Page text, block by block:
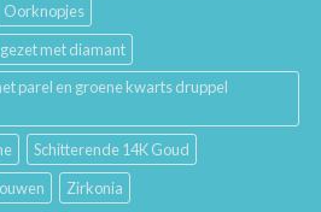
Oorknopjes
met diamant
parel en groene kwarts druppel
Schitterende 14K Goud
Zirkonia